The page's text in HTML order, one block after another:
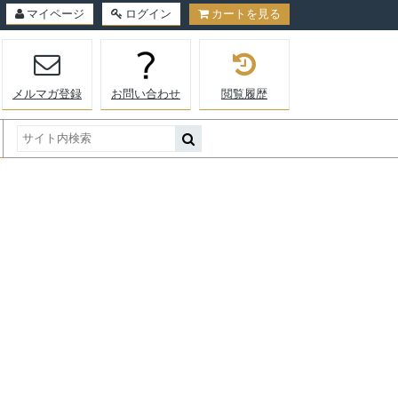
マイページ ログイン カートを見る
メルマガ登録 お問い合わせ 閲覧履歴